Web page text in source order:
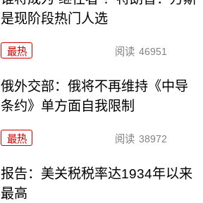
是现阶段热门人选
最热 阅读 46951
俄外交部：俄将不再维持《中导
条约》单方面自我限制
最热 阅读 38972
报告：美关税税率达1934年以来
最高